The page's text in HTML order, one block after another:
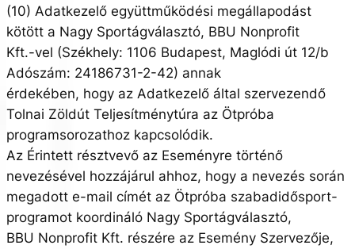
(10) Adatkezelő együttműködési megállapodást
kötött a Nagy Sportágválasztó, BBU Nonprofit
Kft.-vel (Székhely: 1106 Budapest, Maglódi út 12/b
Adószám: 24186731-2-42) annak
érdekében, hogy az Adatkezelő által szervezendő
Tolnai Zöldút Teljesítménytúra az Ötpróba
programsorozathoz kapcsolódik.
Az Érintett résztvevő az Eseményre történő
nevezésével hozzájárul ahhoz, hogy a nevezés során
megadott e-mail címét az Ötpróba szabadidősport-
programot koordináló Nagy Sportágválasztó,
BBU Nonprofit Kft. részére az Esemény Szervezője,